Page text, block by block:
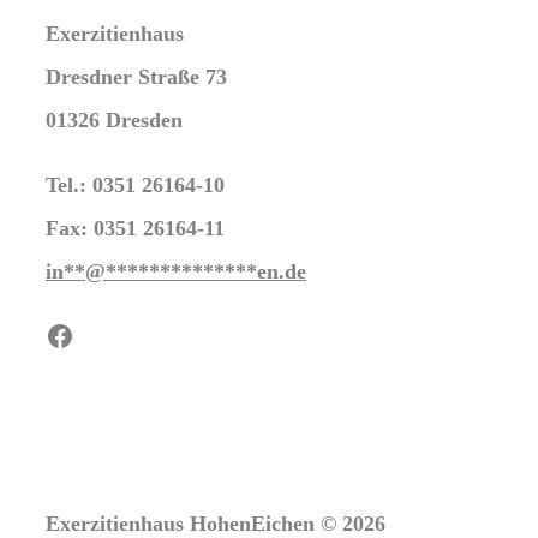
Exerzitienhaus
Dresdner Straße 73
01326 Dresden
Tel.: 0351 26164-10
Fax: 0351 26164-11
in**@**************en.de
Facebook
Exerzitienhaus HohenEichen © 2026